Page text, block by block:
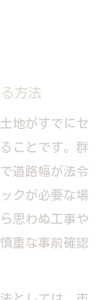
方法
地がすでにセ
ことです。群
道路幅が法令
クが必要な場
思わぬ工事や
重な事前確認